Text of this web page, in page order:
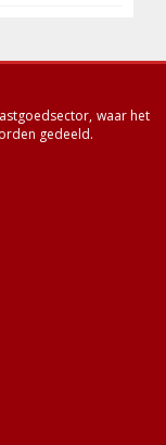
waar het
gedeeld.